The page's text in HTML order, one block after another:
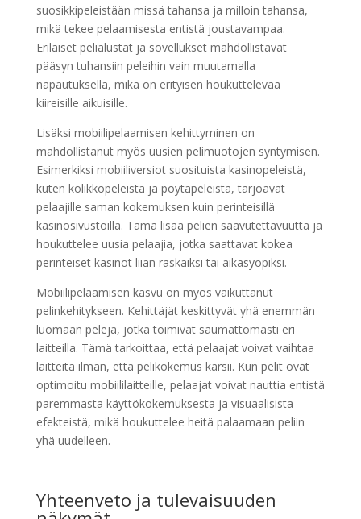
suosikkipeleistään missä tahansa ja milloin tahansa,
mikä tekee pelaamisesta entistä joustavampaa.
Erilaiset pelialustat ja sovellukset mahdollistavat
pääsyn tuhansiin peleihin vain muutamalla
napautuksella, mikä on erityisen houkuttelevaa
kiireisille aikuisille.
Lisäksi mobiilipelaamisen kehittyminen on
mahdollistanut myös uusien pelimuotojen syntymisen.
Esimerkiksi mobiiliversiot suosituista kasinopeleistä,
kuten kolikkopeleistä ja pöytäpeleistä, tarjoavat
pelaajille saman kokemuksen kuin perinteisillä
kasinosivustoilla. Tämä lisää pelien saavutettavuutta ja
houkuttelee uusia pelaajia, jotka saattavat kokea
perinteiset kasinot liian raskaiksi tai aikasyöpiksi.
Mobiilipelaamisen kasvu on myös vaikuttanut
pelinkehitykseen. Kehittäjät keskittyvät yhä enemmän
luomaan pelejä, jotka toimivat saumattomasti eri
laitteilla. Tämä tarkoittaa, että pelaajat voivat vaihtaa
laitteita ilman, että pelikokemus kärsii. Kun pelit ovat
optimoitu mobiililaitteille, pelaajat voivat nauttia entistä
paremmasta käyttökokemuksesta ja visuaalisista
efekteistä, mikä houkuttelee heitä palaamaan peliin
yhä uudelleen.
Yhteenveto ja tulevaisuuden